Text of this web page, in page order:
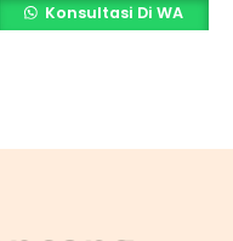
Konsultasi Di WA